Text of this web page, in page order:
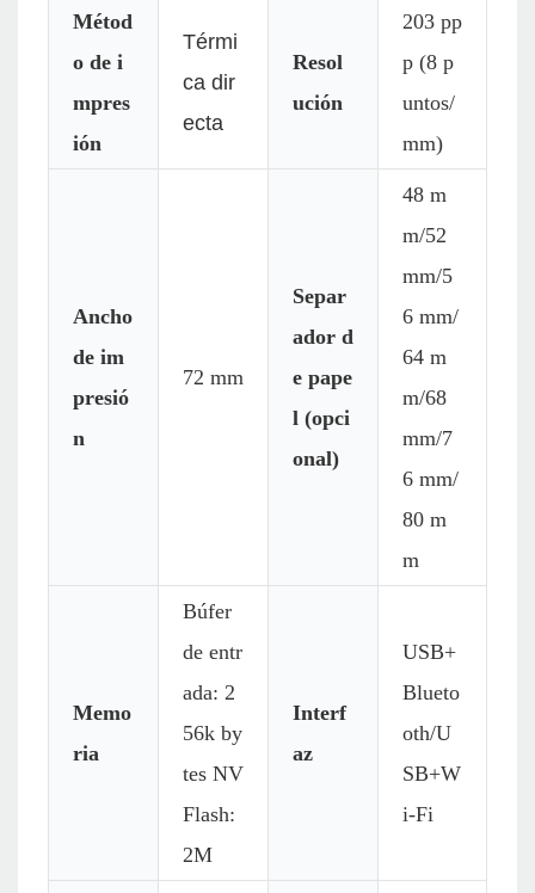
Métod
o de i
mpres
ión
Térmi
ca dir
ecta
Resol
ución
203 pp
p (8 p
untos/
mm)
Ancho
de im
presió
n
72 mm
Separ
ador d
e pape
l (opci
onal)
48 m
m/52
mm/5
6 mm/
64 m
m/68
mm/7
6 mm/
80 m
m
Memo
ria
Búfer
de entr
ada: 2
56k by
tes NV
Flash:
2M
Interf
az
USB+
Blueto
oth/U
SB+W
i-Fi